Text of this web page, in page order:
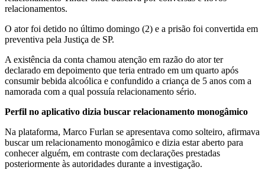
relacionamentos.
O ator foi detido no último domingo (2) e a prisão foi convertida em
preventiva pela Justiça de SP.
A existência da conta chamou atenção em razão do ator ter
declarado em depoimento que teria entrado em um quarto após
consumir bebida alcoólica e confundido a criança de 5 anos com a
namorada com a qual possuía relacionamento sério.
Perfil no aplicativo dizia buscar relacionamento monogâmico
Na plataforma, Marco Furlan se apresentava como solteiro, afirmava
buscar um relacionamento monogâmico e dizia estar aberto para
conhecer alguém, em contraste com declarações prestadas
posteriormente às autoridades durante a investigação.